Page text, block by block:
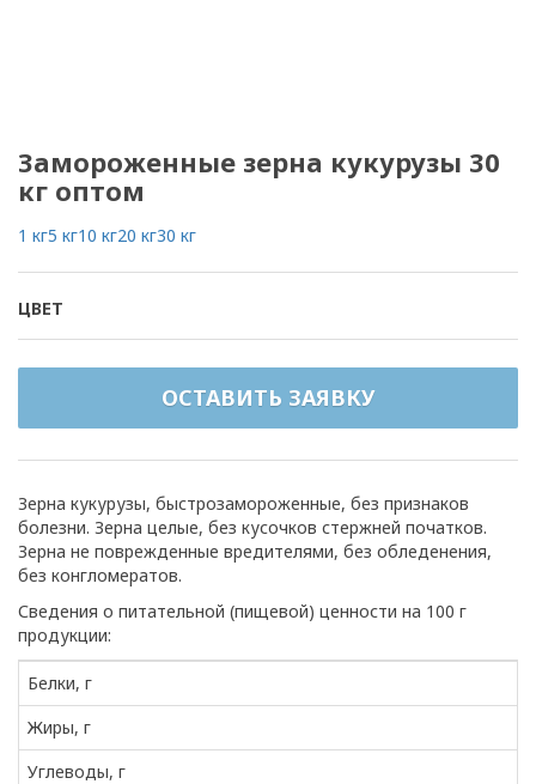
Замороженные зерна кукурузы 30
кг оптом
1 кг5 кг10 кг20 кг30 кг
ЦВЕТ
ОСТАВИТЬ ЗАЯВКУ
Зерна кукурузы, быстрозамороженные, без признаков
болезни. Зерна целые, без кусочков стержней початков.
Зерна не поврежденные вредителями, без обледенения,
без конгломератов.
Сведения о питательной (пищевой) ценности на 100 г
продукции:
Белки, г
Жиры, г
Углеводы, г